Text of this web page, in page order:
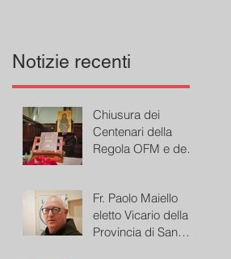
Notizie recenti
Chiusura dei
Centenari della
Regola OFM e del
Fr. Paolo Maiello
eletto Vicario della
Provincia di San